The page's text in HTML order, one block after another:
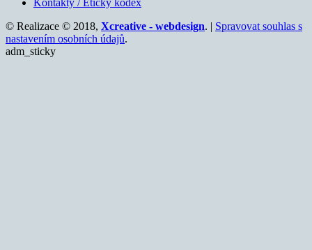
Kontakty / Etický kodex
© Realizace © 2018, Xcreative - webdesign. | Spravovat souhlas s
nastavením osobních údajů.
adm_sticky